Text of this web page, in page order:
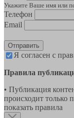
Укажите Ваше имя или
Телефон
Email
Отправить
Я согласен с
Правила
• Публикация
происходит только
показать правила